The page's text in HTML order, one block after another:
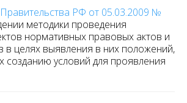
РФ от 05.03.2009 №
методики проведения
нормативных правовых актов и
в целях выявления в них положений,
созданию условий для проявления